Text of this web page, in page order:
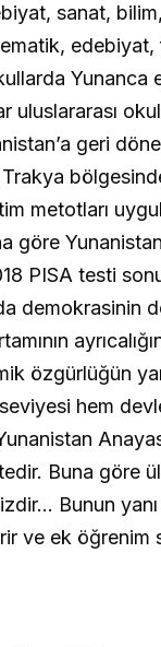
sanat,
edebiyat,
uluslararası
geri
metotları
göre
PISA testi
özgürlüğün
hem
Buna göre
Bunun
ve ek öğrenim